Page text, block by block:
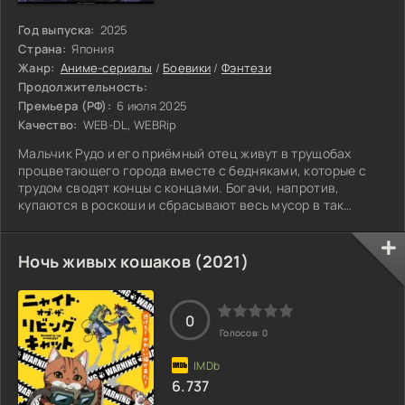
Год выпуска: 2025
Страна: Япония
Жанр: Аниме-сериалы / Боевики / Фэнтези
Продолжительность:
Премьера (РФ): 6 июля 2025
Качество: WEB-DL, WEBRip
Мальчик Рудо и его приёмный отец живут в трущобах
процветающего города вместе с бедняками, которые с
трудом сводят концы с концами. Богачи, напротив,
купаются в роскоши и сбрасывают весь мусор в так
убийстве отца и приговаривают к изгнанию в Бездну, где
мусор породил жестоких монстров. Чтобы выжить, узнать
правду и отомстить, парню придётся овладеть новой
силой и присоединиться к группе, известной как
Мусорщики, которая сражается с огромными
Ночь живых кошаков (2021)
0
Голосов: 0
6.737